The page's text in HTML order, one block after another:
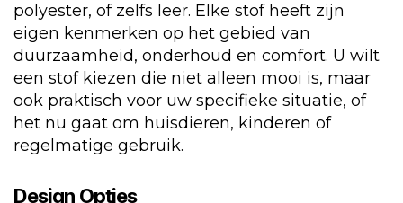
polyester, of zelfs leer. Elke stof heeft zijn
eigen kenmerken op het gebied van
duurzaamheid, onderhoud en comfort. U wilt
een stof kiezen die niet alleen mooi is, maar
ook praktisch voor uw specifieke situatie, of
het nu gaat om huisdieren, kinderen of
regelmatige gebruik.
Design Opties